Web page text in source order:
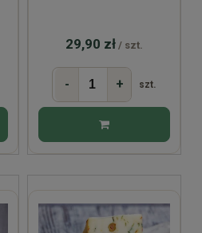
29,90 zł / szt.
- + szt.